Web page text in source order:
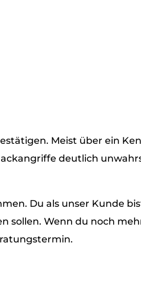
Meist über ein
deutlich
Du als unser Kunde
Wenn du noch